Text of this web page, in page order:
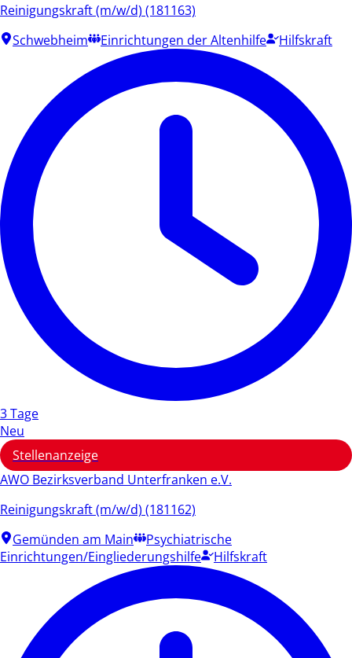
Reinigungskraft (m/w/d) (181163)
Schwebheim
Einrichtungen der Altenhilfe Hilfskraft
3 Tage
Neu
Stellenanzeige
AWO Bezirksverband Unterfranken e.V.
Reinigungskraft (m/w/d) (181162)
Gemünden am Main
Psychiatrische
Einrichtungen/Eingliederungshilfe
Hilfskraft